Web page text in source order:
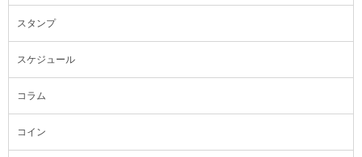
スタンプ
スケジュール
コラム
コイン